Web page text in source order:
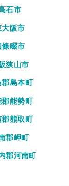
石市
大阪市
條畷市
狭山市
郡島本町
郡能勢町
郡熊取町
郡岬町
郡河南町